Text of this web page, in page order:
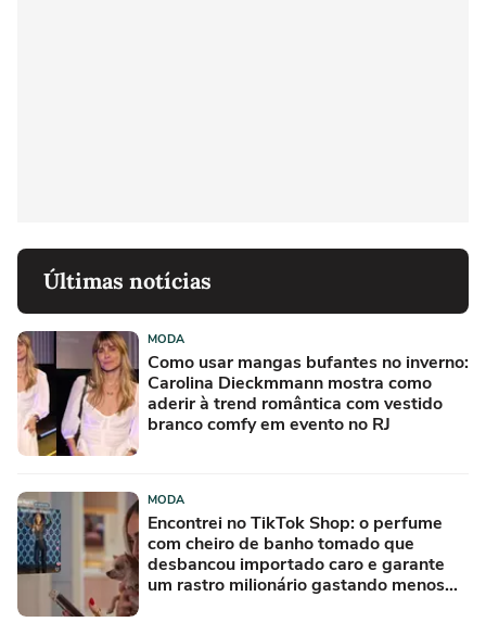
Últimas notícias
MODA
Como usar mangas bufantes no inverno:
Carolina Dieckmmann mostra como
aderir à trend romântica com vestido
branco comfy em evento no RJ
MODA
Encontrei no TikTok Shop: o perfume
com cheiro de banho tomado que
desbancou importado caro e garante
um rastro milionário gastando menos